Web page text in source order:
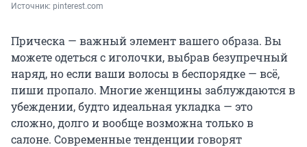
Источник: pinterest.com
Прическа — важный элемент вашего образа. Вы
можете одеться с иголочки, выбрав безупречный
наряд, но если ваши волосы в беспорядке — всё,
пиши пропало. Многие женщины заблуждаются в
убеждении, будто идеальная укладка — это
сложно, долго и вообще возможна только в
салоне. Современные тенденции говорят